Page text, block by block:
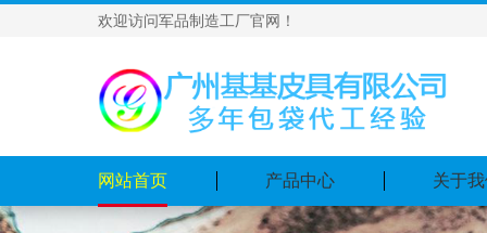
欢迎访问军品制造工厂官网！
网站首页 产品中心 关于